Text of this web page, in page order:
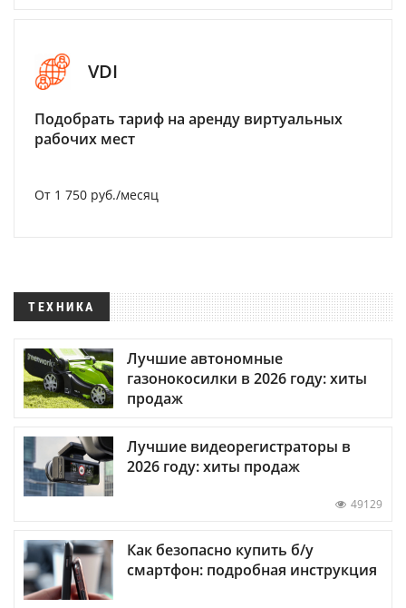
VDI
Подобрать тариф на аренду виртуальных
рабочих мест
От 1 750 руб./месяц
ТЕХНИКА
Лучшие автономные
газонокосилки в 2026 году: хиты
продаж
Лучшие видеорегистраторы в
2026 году: хиты продаж
49129
Как безопасно купить б/у
смартфон: подробная инструкция